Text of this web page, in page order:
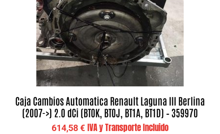
Caja Cambios Automatica Renault Laguna III Berlina
(2007->) 2.0 dCi (BT0K, BT0J, BT1A, BT1D) – 359970
614,58€ IVA y Transporte Incluido